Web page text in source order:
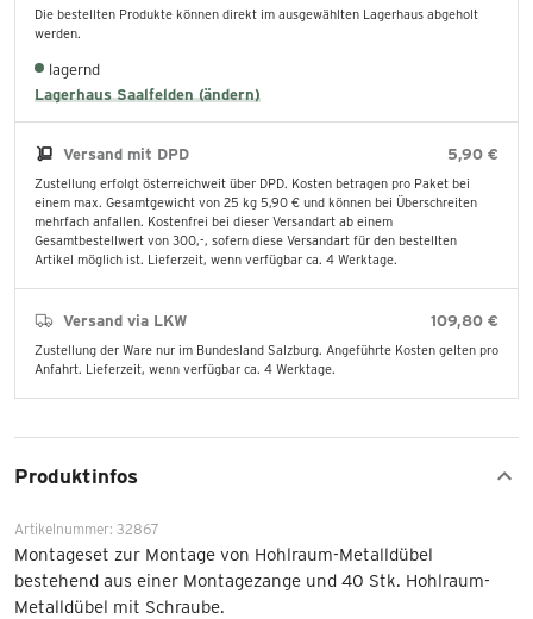
Die bestellten Produkte können direkt im ausgewählten Lagerhaus abgeholt
werden.
lagernd
Lagerhaus Saalfelden (ändern)
Versand mit DPD 5,90 €
Zustellung erfolgt österreichweit über DPD. Kosten betragen pro Paket bei
einem max. Gesamtgewicht von 25 kg 5,90 € und können bei Überschreiten
mehrfach anfallen. Kostenfrei bei dieser Versandart ab einem
Gesamtbestellwert von 300,-, sofern diese Versandart für den bestellten
Artikel möglich ist. Lieferzeit, wenn verfügbar ca. 4 Werktage.
Versand via LKW 109,80 €
Zustellung der Ware nur im Bundesland Salzburg. Angeführte Kosten gelten pro
Anfahrt. Lieferzeit, wenn verfügbar ca. 4 Werktage.
Produktinfos
Artikelnummer: 32867
Montageset zur Montage von Hohlraum-Metalldübel
bestehend aus einer Montagezange und 40 Stk. Hohlraum-
Metalldübel mit Schraube.